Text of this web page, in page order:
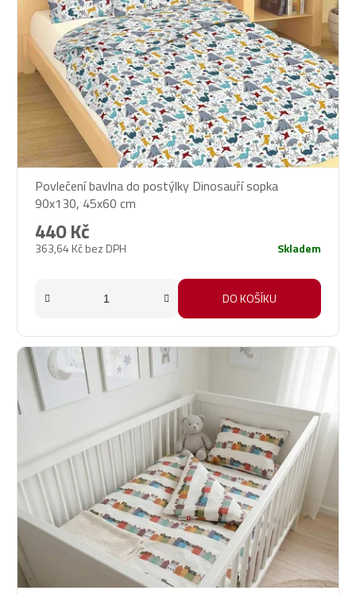
Povlečení bavlna do postýlky Dinosauří sopka
90x130, 45x60 cm
363,64 Kč bez DPH
440 Kč
Skladem
DO KOŠÍKU